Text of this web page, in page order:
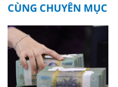
CÙNG CHUYÊN MỤC